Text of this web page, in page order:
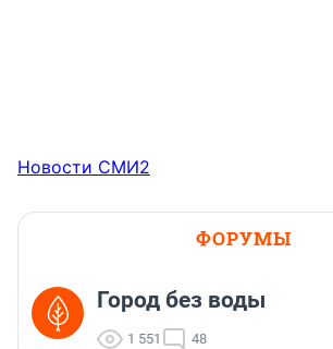
Новости СМИ2
ФОРУМЫ
Город без воды
1 551 48